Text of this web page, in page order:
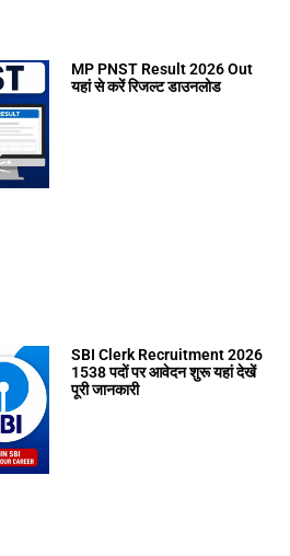
MP PNST Result 2026 Out
यहां से करें रिजल्ट डाउनलोड
SBI Clerk Recruitment 2026
1538 पदों पर आवेदन शुरू यहां देखें
पूरी जानकारी